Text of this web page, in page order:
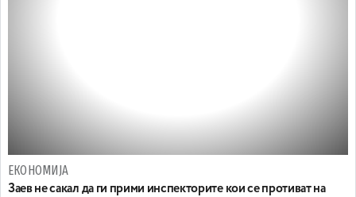
ЕКОНОМИЈА
Заев не сакал да ги прими инспекторите кои се противат на